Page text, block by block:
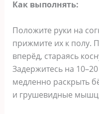
Как выполнять:
Положите руки на
прижмите их к полу.
вперёд, стараясь
Задержитесь на
медленно раскрыть
и грушевидные